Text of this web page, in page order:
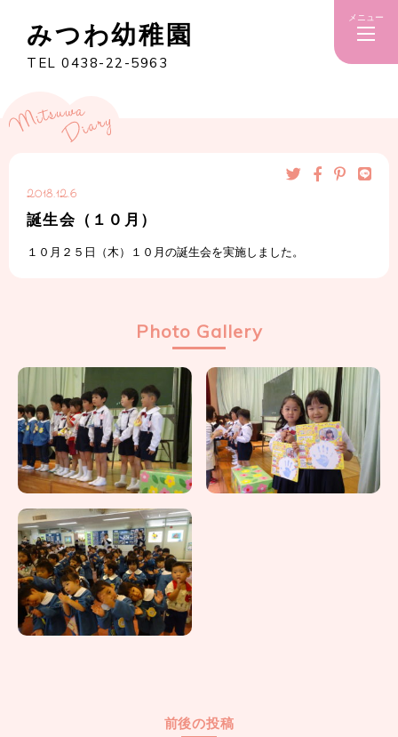
みつわ幼稚園
TEL 0438-22-5963
メニュー
2018.12.6
誕生会（１０月）
１０月２５日（木）１０月の誕生会を実施しました。
Photo Gallery
前後の投稿